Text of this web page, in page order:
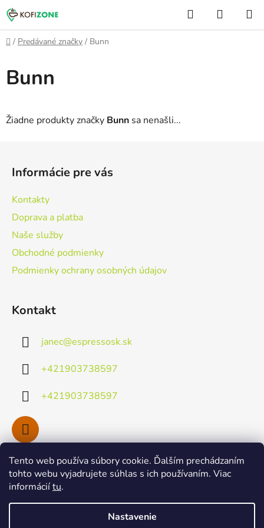
Tento web používa súbory cookie. Ďalším prechádzaním
tohto webu vyjadrujete súhlas s ich používaním. Viac
informáciítu.
Nastavenie
Prejsť
na
obsah
Hľadať
KOŠÍK
Domov
/ Predávané značky / Bunn
Bunn
Žiadne produkty značky Bunn sa nenašli...
Informácie pre vás
Kontakty
Doprava a platba
Naše služby
Obchodné podmienky
Podmienky ochrany osobných údajov
Kontakt
janec@espressosk.sk
+421903738597
+421903738597
Facebook